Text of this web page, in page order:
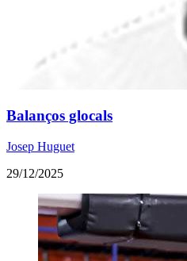
Balanços glocals
Josep Huguet
29/12/2025